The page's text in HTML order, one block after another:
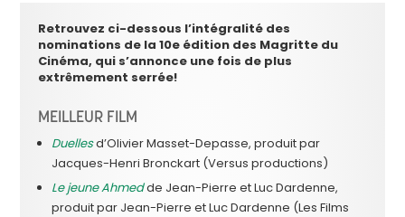
Retrouvez ci-dessous l’intégralité des
nominations de la 10e édition des Magritte du
Cinéma, qui s’annonce une fois de plus
extrêmement serrée!
MEILLEUR FILM
Duellesd’Olivier Masset-Depasse, produit par
Jacques-Henri Bronckart (Versus productions)
Le jeune Ahmedde Jean-Pierre et Luc Dardenne,
produit par Jean-Pierre et Luc Dardenne (Les Films